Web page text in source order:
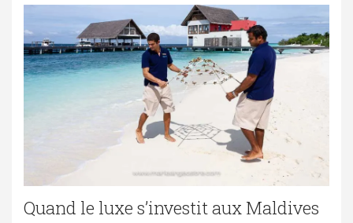
Quand le luxe s’investit aux Maldives